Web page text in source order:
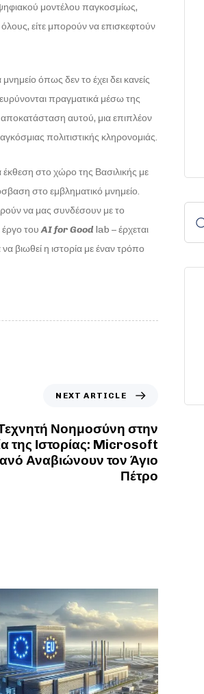
μοντέλου παγκοσμίως,
είτε μπορούν να επισκεφτούν
όπως δεν το έχει δει κανείς
πραγματικά μέσω της
αυτού, μια επιπλέον
πολιτιστικής κληρονομιάς.
στο χώρο της Βασιλικής με
στο εμβληματικό μνημείο.
να μας συνδέσουν με το
έργο τουAIforGoodlab – έρχεται
βιωθεί η ιστορία με έναν τρόπο
NEXT ARTICLE
Νοημοσύνη στην
της Ιστορίας: Microsoft
Αναβιώνουν τον Άγιο
Πέτρο